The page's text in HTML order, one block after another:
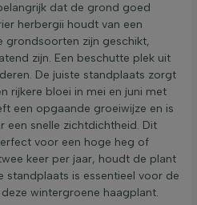
dat de grond goed
herbergii houdt van een
grondsoorten zijn geschikt,
zijn. Een beschutte plek uit
De juiste standplaats zorgt
rijkere bloei in mei en juni met
een opgaande groeiwijze en is
snelle zichtdichtheid. Dit
voor een hoge heg of
keer per jaar, houdt de plant
standplaats is essentieel voor de
wintergroene haagplant.